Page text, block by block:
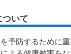
いて
予防するために